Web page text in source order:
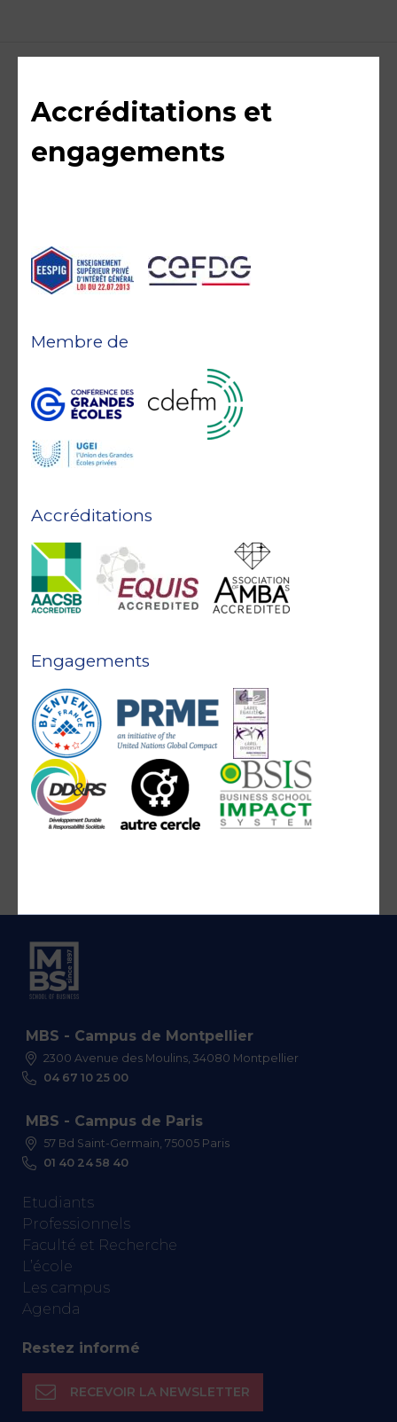
Accréditations et
engagements
Accréditations
Membre de
Engagements
MBS - Campus de Montpellier
2300 Avenue des Moulins, 34080 Montpellier
04 67 10 25 00
MBS - Campus de Paris
57 Bd Saint-Germain, 75005 Paris
01 40 24 58 40
Etudiants
Professionnels
Faculté et Recherche
L’école
Les campus
Agenda
Restez informé
RECEVOIR LA NEWSLETTER